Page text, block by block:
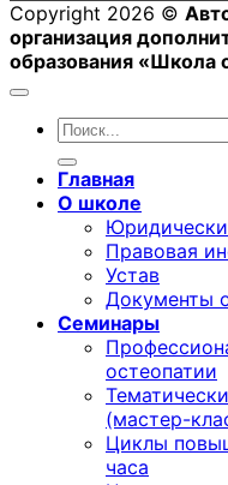
Copyright 2026 ©
организация
образования «Школа
Главная
О школе
Правовая
Устав
Документы
Семинары
остеопатии
(мастер-
Циклы
часа